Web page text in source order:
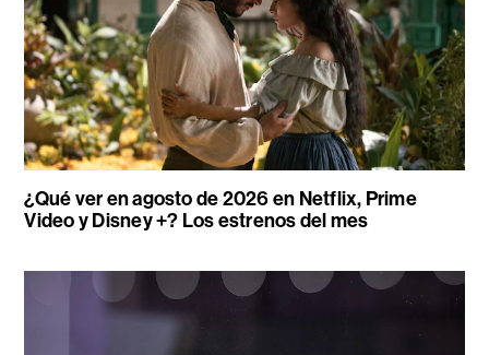
¿Qué ver en agosto de 2026 en Netflix, Prime
Video y Disney +? Los estrenos del mes